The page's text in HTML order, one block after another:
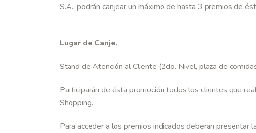
S.A., podrán canjear un máximo de hasta 3 premios de
Lugar de Canje.
Stand de Atención al Cliente (2do. Nivel, plaza de
Participarán de ésta promoción todos los clientes que
Shopping.
Para acceder a los premios indicados deberán